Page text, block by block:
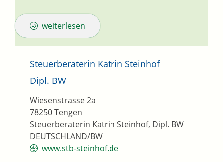
weiterlesen
Steuerberaterin Katrin Steinhof
Dipl. BW
Steuerberaterin Katrin Steinhof, Dipl. BW
Wiesenstrasse 2a
78250Tengen
DEUTSCHLAND/BW
www.stb-steinhof.de